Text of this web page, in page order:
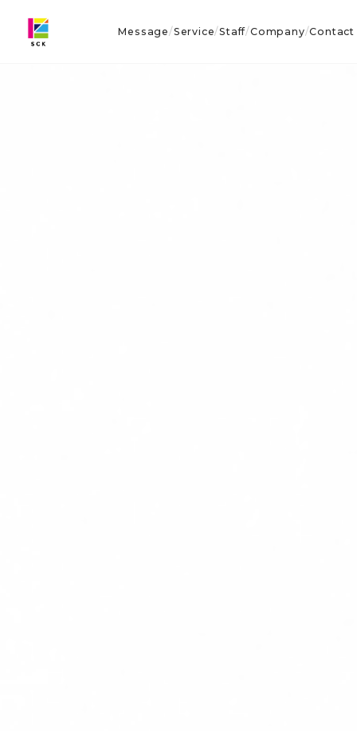
Message/Service/Staff/Company/Contact